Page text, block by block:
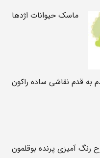
ماسک حیوانات اژدها
به قدم نقاشی ساده راکون
رنگ آمیزی پرنده بوقلمون